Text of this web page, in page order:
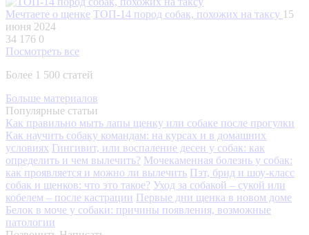
Мечтаете о щенке ТОП-14 пород собак, похожих на таксу 15
июня 2024
34 176 0
Посмотреть все
Более 1 500 статей
Больше материалов
Популярные статьи
Как правильно мыть лапы щенку или собаке после прогулки
Как научить собаку командам: на курсах и в домашних
условиях Гингивит, или воспаление десен у собак: как
определить и чем вылечить? Мочекаменная болезнь у собак:
как проявляется и можно ли вылечить Пэт, брид и шоу-класс
собак и щенков: что это такое? Уход за собакой – сукой или
кобелем – после кастрации Первые дни щенка в новом доме
Белок в моче у собаки: причины появления, возможные
патологии